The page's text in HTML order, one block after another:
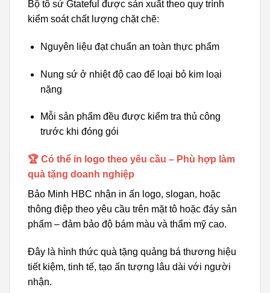
Bộ tô sứ Gtateful được sản xuất theo quy trình
kiểm soát chất lượng chặt chẽ:
Nguyên liệu đạt chuẩn an toàn thực phẩm
Nung sứ ở nhiệt độ cao để loại bỏ kim loại
nặng
Mỗi sản phẩm đều được kiểm tra thủ công
trước khi đóng gói
🏆 Có thể in logo theo yêu cầu – Phù hợp làm
quà tặng doanh nghiệp
Bảo Minh HBC nhận in ấn logo, slogan, hoặc
thông điệp theo yêu cầu trên mặt tô hoặc đáy sản
phẩm – đảm bảo độ bám màu và thẩm mỹ cao.
Đây là hình thức quà tặng quảng bá thương hiệu
tiết kiệm, tinh tế, tạo ấn tượng lâu dài với người
nhận.